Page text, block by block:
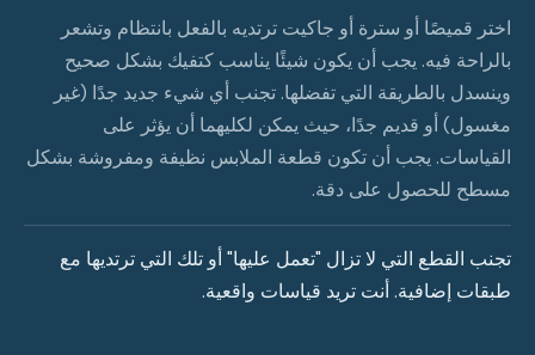
اختر قميصًا أو سترة أو جاكيت ترتديه بالفعل بانتظام وتشعر
بالراحة فيه. يجب أن يكون شيئًا يناسب كتفيك بشكل صحيح
وينسدل بالطريقة التي تفضلها. تجنب أي شيء جديد جدًا (غير
مغسول) أو قديم جدًا، حيث يمكن لكليهما أن يؤثر على
القياسات. يجب أن تكون قطعة الملابس نظيفة ومفروشة بشكل
مسطح للحصول على دقة.
تجنب القطع التي لا تزال "تعمل عليها" أو تلك التي ترتديها مع
طبقات إضافية. أنت تريد قياسات واقعية.